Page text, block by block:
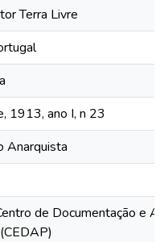
Terra Livre
1913, ano I, n 23
Anarquista
de Documentação e